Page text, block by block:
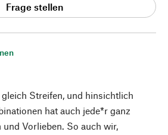
Streifen, und hinsichtlich
hat auch jede*r ganz
Vorlieben. So auch wir,
Frage stellen